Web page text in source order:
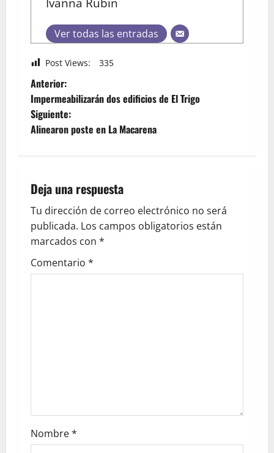
Ver todas las entradas
Post Views: 335
Anterior:
Impermeabilizarán dos edificios de El Trigo
Siguiente:
Alinearon poste en La Macarena
Deja una respuesta
Tu dirección de correo electrónico no será
publicada. Los campos obligatorios están
marcados con *
Comentario *
Nombre*